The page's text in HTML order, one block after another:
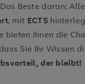
Beste daran:
, mit ECTS
bieten Ihnen die
Sie Ihr Wissen
der bleibt!